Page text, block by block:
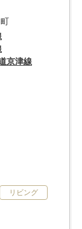
京津線
リビング